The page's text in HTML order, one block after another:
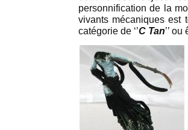
personnification de la
vivants mécaniques
catégorie de ‘’C Tan’’